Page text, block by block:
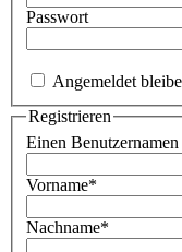
Passwort
Angemeldet
Registrieren
Einen
Vorname*
Nachname*